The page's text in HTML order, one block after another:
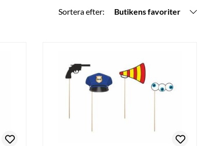
Sortera efter:
Butikens favoriter